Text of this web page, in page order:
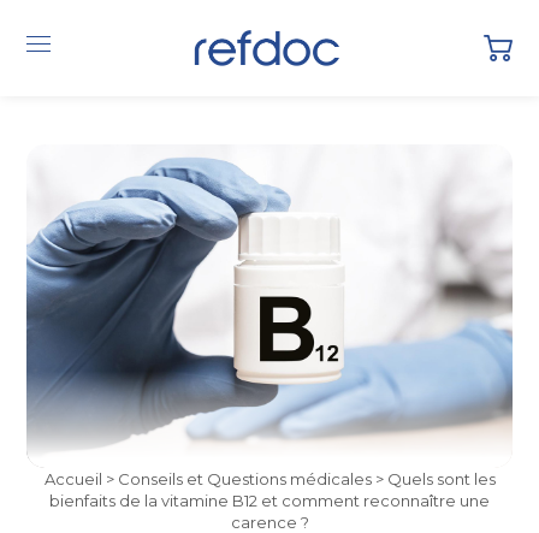
Accueil > Conseils et Questions médicales> Quels sont les
bienfaits de la vitamine B12 et comment reconnaître une
carence ?